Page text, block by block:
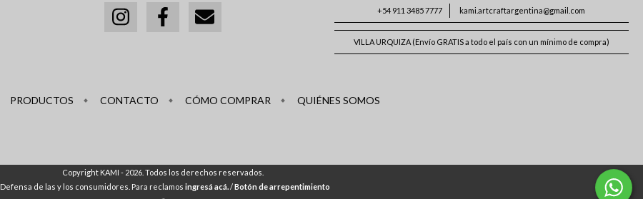
+54 911 3485 7777 kami.artcraftargentina@gmail.com
VILLA URQUIZA (Envío GRATIS a todo el país con un mínimo de compra)
PRODUCTOS CONTACTO CÓMO COMPRAR QUIÉNES SOMOS
Copyright KAMI - 2026. Todos los derechos reservados.
Defensa de las y los consumidores. Para reclamos ingresá acá. /Botón de arrepentimiento